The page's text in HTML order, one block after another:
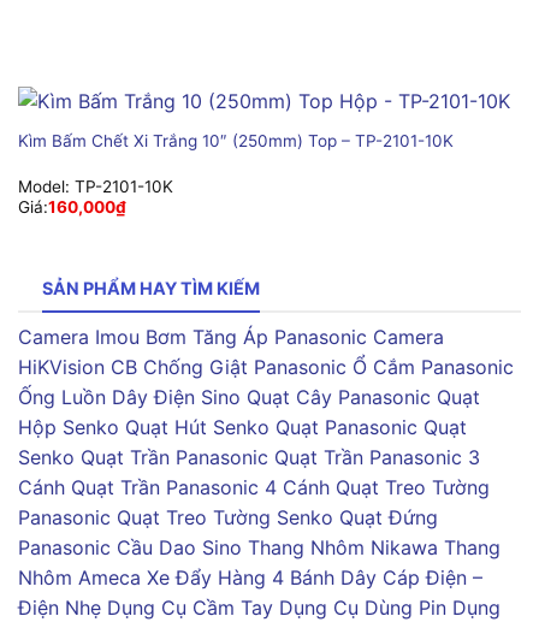
Kìm Bấm Chết Xi Trắng 10″ (250mm) Top – TP-2101-10K
Model: TP-2101-10K
Giá:160,000₫
SẢN PHẨM HAY TÌM KIẾM
Camera Imou Bơm Tăng Áp Panasonic Camera
HiKVision CB Chống Giật Panasonic Ổ Cắm Panasonic
Ống Luồn Dây Điện Sino Quạt Cây Panasonic Quạt
Hộp Senko Quạt Hút Senko Quạt Panasonic Quạt
Senko Quạt Trần Panasonic Quạt Trần Panasonic 3
Cánh Quạt Trần Panasonic 4 Cánh Quạt Treo Tường
Panasonic Quạt Treo Tường Senko Quạt Đứng
Panasonic Cầu Dao Sino Thang Nhôm Nikawa Thang
Nhôm Ameca Xe Đẩy Hàng 4 Bánh Dây Cáp Điện –
Điện Nhẹ Dụng Cụ Cầm Tay Dụng Cụ Dùng Pin Dụng